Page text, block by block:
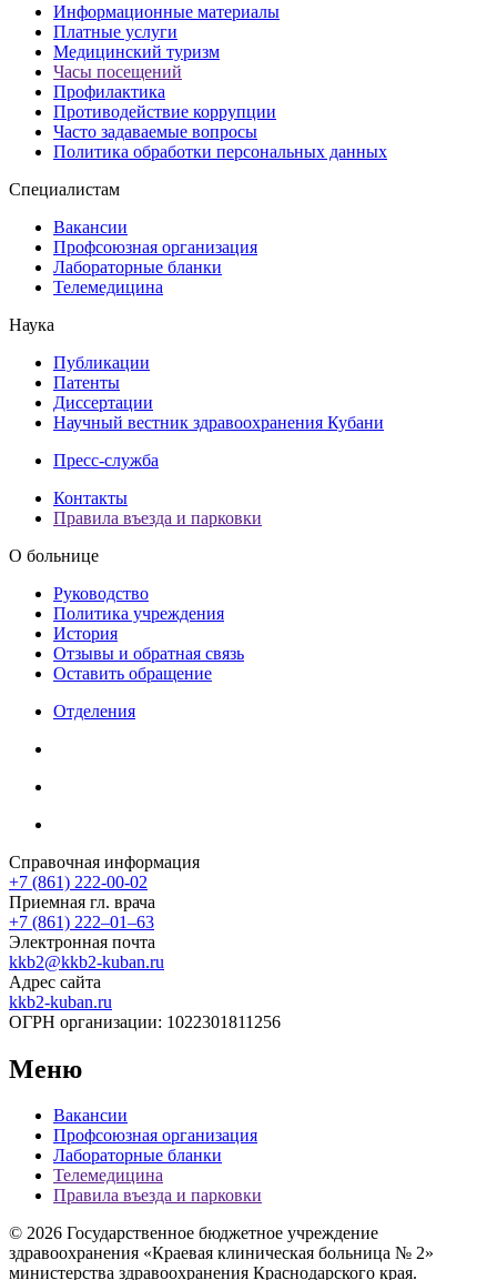
Информационные материалы
Платные услуги
Медицинский туризм
Часы посещений
Профилактика
Противодействие коррупции
Часто задаваемые вопросы
Политика обработки персональных данных
Специалистам
Вакансии
Профсоюзная организация
Лабораторные бланки
Телемедицина
Наука
Публикации
Патенты
Диссертации
Научный вестник здравоохранения Кубани
Пресс-служба
Контакты
Правила въезда и парковки
О больнице
Руководство
Политика учреждения
История
Отзывы и обратная связь
Оставить обращение
Отделения
Справочная информация
+7 (861) 222-00-02
Приемная гл. врача
+7 (861) 222‒01‒63
Электронная почта
kkb2@kkb2-kuban.ru
Адрес сайта
kkb2-kuban.ru
ОГРН организации: 1022301811256
Меню
Вакансии
Профсоюзная организация
Лабораторные бланки
Телемедицина
Правила въезда и парковки
© 2026 Государственное бюджетное учреждение
здравоохранения «Краевая клиническая больница № 2»
министерства здравоохранения Краснодарского края.